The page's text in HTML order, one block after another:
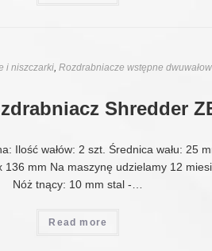
i niszczarki,Rozdrabniacze wstępne
Shredder
Ilość wałów: 2 szt. Średnica wału: 25
mm Na maszynę udzielamy 12
Nóż tnący: 10 mm stal -…
Read more